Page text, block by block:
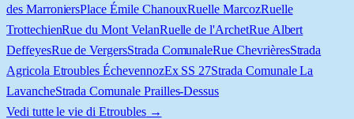
des MarroniersPlace Émile ChanouxRuelle MarcozRuelle
TrottechienRue du Mont VelanRuelle de l'ArchetRue Albert
DeffeyesRue de VergersStrada ComunaleRue ChevrièresStrada
Agricola Etroubles ÉchevennozEx SS 27Strada Comunale La
LavancheStrada Comunale Prailles-Dessus
Vedi tutte le vie di Etroubles→